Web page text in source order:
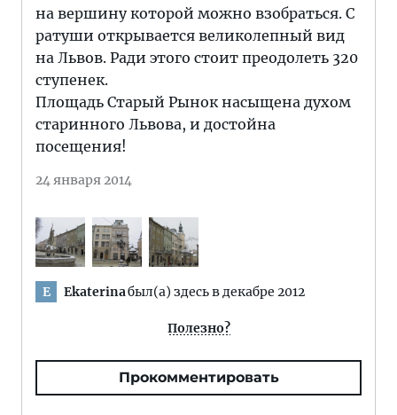
на вершину которой можно взобраться. С
ратуши открывается великолепный вид
на Львов. Ради этого стоит преодолеть 320
ступенек.
Площадь Старый Рынок насыщена духом
старинного Львова, и достойна
посещения!
24 января 2014
E Ekaterinaбыл(а) здесь в декабре 2012
Полезно?
Прокомментировать